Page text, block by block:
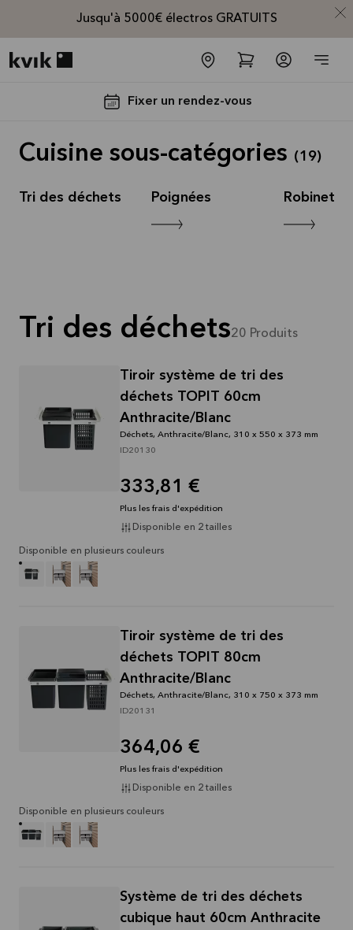
Jusqu'à 5000€ électros GRATUITS
Fixer un rendez-vous
GRATUITS*
suite
Cuisine sous-catégories (19)
Tri des déchets Poignées Robinets
Tri des déchets20 Produits
Tiroir système de tri des
déchets TOPIT 60cm
Anthracite/Blanc
Déchets, Anthracite/Blanc, 310 x 550 x 373 mm
ID20130
333,81 €
Plus les frais d'expédition
Disponible en 2 tailles
Disponible en plusieurs couleurs
Tiroir système de tri des
déchets TOPIT 80cm
Anthracite/Blanc
Déchets, Anthracite/Blanc, 310 x 750 x 373 mm
ID20131
364,06 €
Plus les frais d'expédition
Disponible en 2 tailles
Disponible en plusieurs couleurs
Système de tri des déchets
cubique haut 60cm Anthracite